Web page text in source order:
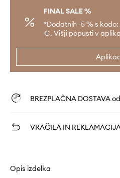
FINAL SALE %
*Dodatnih -5 % s kodo:
€. Višji popusti v
BREZPLAČNA DOSTAVA od
VRAČILA IN
Opis izdelka